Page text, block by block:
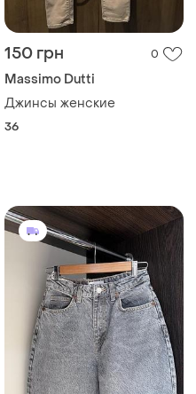
150 грн 0
Massimo Dutti
Джинсы женские
36